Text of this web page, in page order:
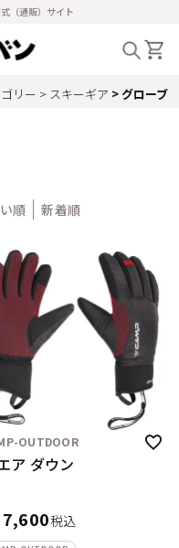
（通販）サイト
リー スキーギア グローブ
順 新着順
OUTDOOR
ア ダウン
税込